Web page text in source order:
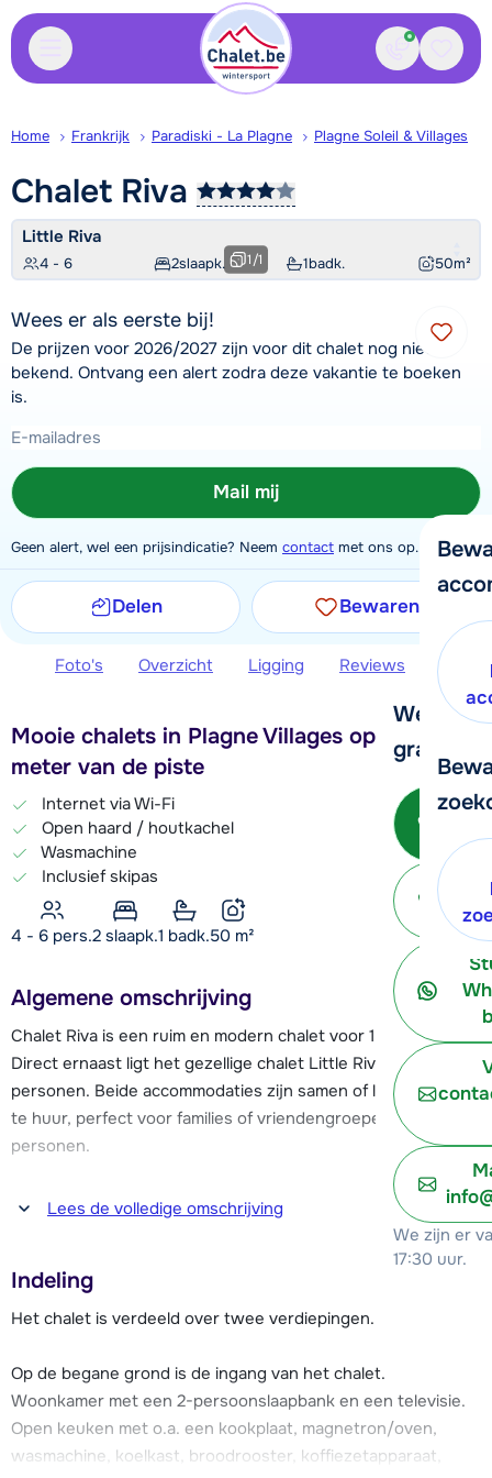
Contact
We
graag
Bel
We zijn er
17:30 uur.
Home Frankrijk Paradiski - La Plagne Plagne Soleil & Villages
Chalet Riva
Little Riva
4 - 6 2slaapk. 1badk. 50m²
1/1
Wees er als eerste bij!
De prijzen voor 2026/2027 zijn voor dit chalet nog niet
bekend. Ontvang een alert zodra deze vakantie te boeken
is.
Mail mij
Geen alert, wel een prijsindicatie? Neem contact met ons op.
Delen Bewaren
Foto's Overzicht Ligging Reviews
Mooie chalets in Plagne Villages op 100
meter van de piste
Internet via Wi-Fi
Open haard / houtkachel
Wasmachine
Inclusief skipas
4 - 6 pers.2 slaapk.1 badk.50 m²
Algemene omschrijving
Chalet Riva is een ruim en modern chalet voor 15 personen.
Direct ernaast ligt het gezellige chalet Little Riva voor 6
personen. Beide accommodaties zijn samen of los van elkaar
te huur, perfect voor families of vriendengroepen tot 21
personen.
De chalets liggen in Plagne Villages op een ideale locatie op
ca. 100 meter van de piste. Vanaf de piste ski je eenvoudig
naar de Aollets-sleeplift, die je verder het La Plagne-
skigebied inbrengt goed voor 224 kilometer aan pistes. Breid
je de skipas uit met Les Arcs (samen het Paradiski-gebied),
Op ongeveer 800 meter lopen van het chalet is het centrum
van Plagne Village. Hier vind je diverse voorzieningen zoals
een kleine supermarkt, restaurants en een skischool. De
Lees de volledige omschrijving
Indeling
Het chalet is verdeeld over twee verdiepingen.
Op de begane grond is de ingang van het chalet.
Woonkamer met een 2-persoonslaapbank en een televisie.
Open keuken met o.a. een kookplaat, magnetron/oven,
wasmachine, koelkast, broodrooster, koffiezetapparaat,